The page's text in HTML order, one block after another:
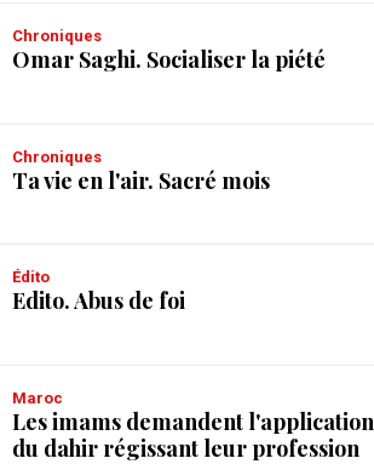
Chroniques
Omar Saghi. Socialiser la piété
Chroniques
Ta vie en l'air. Sacré mois
Édito
Edito. Abus de foi
Maroc
Les imams demandent l'application
du dahir régissant leur profession